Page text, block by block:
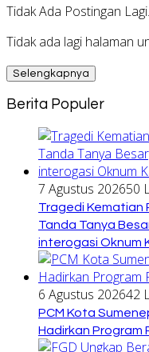
Tidak Ada Postingan Lagi.
Tidak ada lagi halaman
Selengkapnya
Berita Populer
7 Agustus 202650
Tragedi Kematian
Tanda Tanya
interogasi Oknum
6 Agustus 202642
PCM Kota
Hadirkan Program